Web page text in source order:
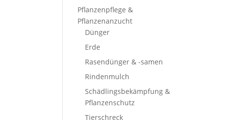
Pflanzenpflege &
Pflanzenanzucht
Dünger
Erde
Rasendünger & -samen
Rindenmulch
Schädlingsbekämpfung &
Pflanzenschutz
Tierschreck